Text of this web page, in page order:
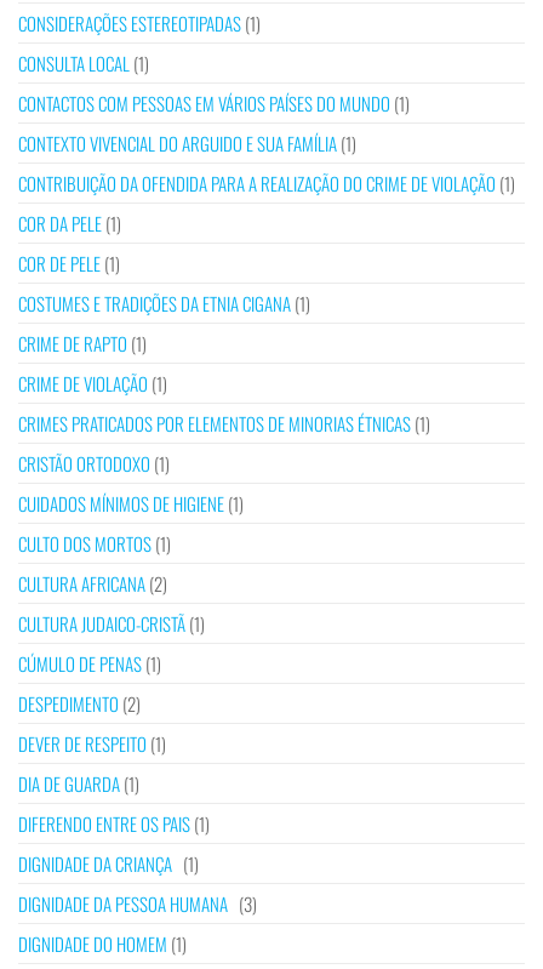
CONSIDERAÇÕES ESTEREOTIPADAS(1)
CONSULTA LOCAL (1)
CONTACTOS COM PESSOAS EM VÁRIOS PAÍSES DO MUNDO (1)
CONTEXTO VIVENCIAL DO ARGUIDO E SUA FAMÍLIA(1)
CONTRIBUIÇÃO DA OFENDIDA PARA A REALIZAÇÃO DO CRIME DE VIOLAÇÃO (1)
COR DA PELE(1)
COR DE PELE(1)
COSTUMES E TRADIÇÕES DA ETNIA CIGANA(1)
CRIME DE RAPTO (1)
CRIME DE VIOLAÇÃO (1)
CRIMES PRATICADOS POR ELEMENTOS DE MINORIAS ÉTNICAS(1)
CRISTÃO ORTODOXO (1)
CUIDADOS MÍNIMOS DE HIGIENE(1)
CULTO DOS MORTOS(1)
CULTURA AFRICANA(2)
CULTURA JUDAICO-CRISTÃ(1)
CÚMULO DE PENAS(1)
DESPEDIMENTO (2)
DEVER DE RESPEITO (1)
DIA DE GUARDA(1)
DIFERENDO ENTRE OS PAIS(1)
DIGNIDADE DA CRIANÇA (1)
DIGNIDADE DA PESSOA HUMANA (3)
DIGNIDADE DO HOMEM (1)